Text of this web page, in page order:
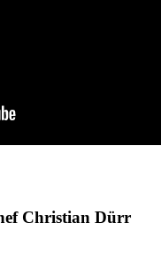
Christian Dürr